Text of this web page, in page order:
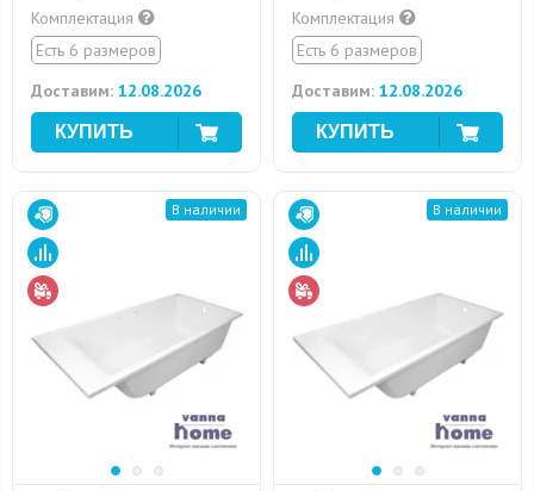
Комплектация
Есть 6 размеров
Доставим: 12.08.2026
Комплектация
Есть 6 размеров
Доставим: 12.08.2026
В наличии В наличии